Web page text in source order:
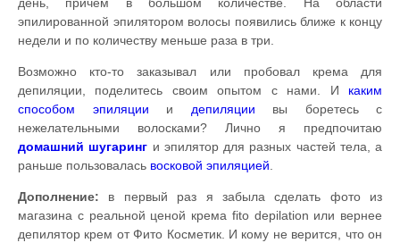
день, причем в большом количестве. На области
эпилированной эпилятором волосы появились ближе к концу
недели и по количеству меньше раза в три.
Возможно кто-то заказывал или пробовал крема для
депиляции, поделитесь своим опытом с нами. И каким
способом эпиляции и депиляции вы боретесь с
нежелательными волосками? Лично я предпочитаю
домашний шугаринг и эпилятор для разных частей тела, а
раньше пользовалась восковой эпиляцией.
Дополнение: в первый раз я забыла сделать фото из
магазина с реальной ценой крема fito depilation или вернее
депилятор крем от Фито Косметик. И кому не верится, что он